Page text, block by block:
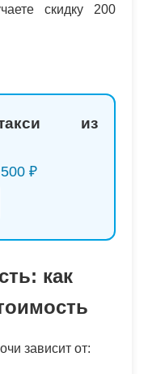
скидку 200
из
₽
как
зависит от: